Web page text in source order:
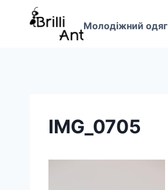
Перейти
Молодіжний одяг
IMG_0705